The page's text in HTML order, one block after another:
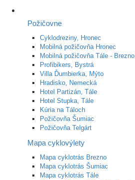
Požičovne
Cyklodreziny, Hronec
Mobilná požičovňa Hronec
Mobilná požičovňa Tále - Brezno
Profibikers, Bystrá
Villa Ďumbierka, Mýto
Hradisko, Nemecká
Hotel Partizán, Tále
Hotel Stupka, Tále
Kúria na Táloch
Požičovňa Šumiac
Požičovňa Telgárt
Mapa cyklovýlety
Mapa cyklotrás Brezno
Mapa cyklotrás Šumiac
Mapa cyklotrás Tále